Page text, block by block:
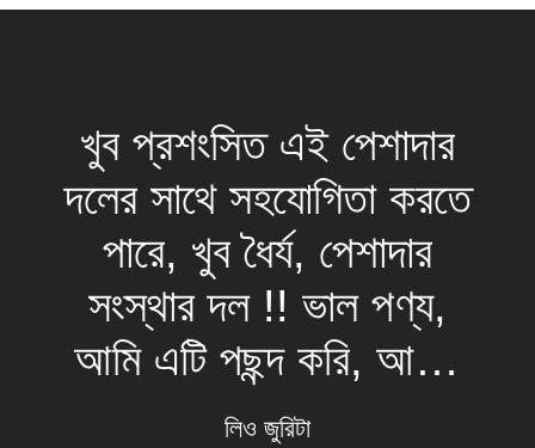
খুব প্রশংসিত এই পেশাদার
দলের সাথে সহযোগিতা করতে
পারে, খুব ধৈর্য, ​​পেশাদার
সংস্থার দল !! ভাল পণ্য,
আমি এটি পছন্দ করি, আমার
গ্রাহক এটি পছন্দ করে।
লিও জুরিটা